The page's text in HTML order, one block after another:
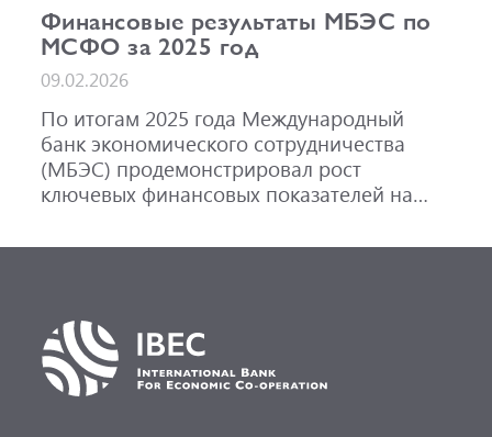
Финансовые результаты МБЭС по
МСФО за 2025 год
09.02.2026
По итогам 2025 года Международный
банк экономического сотрудничества
(МБЭС) продемонстрировал рост
ключевых финансовых показателей на
направлений деятельности.